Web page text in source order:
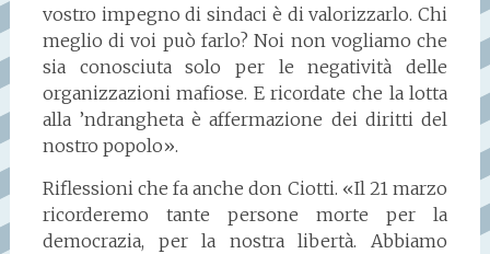
vostro impegno di sindaci è di valorizzarlo. Chi
meglio di voi può farlo? Noi non vogliamo che
sia conosciuta solo per le negatività delle
organizzazioni mafiose. E ricordate che la lotta
alla ’ndrangheta è affermazione dei diritti del
nostro popolo».
Riflessioni che fa anche don Ciotti. «Il 21 marzo
ricorderemo tante persone morte per la
democrazia, per la nostra libertà. Abbiamo